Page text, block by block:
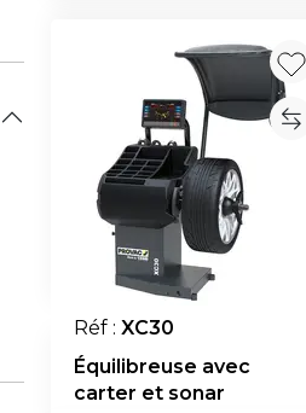
Réf : XC30
Équilibreuse avec
carter et sonar